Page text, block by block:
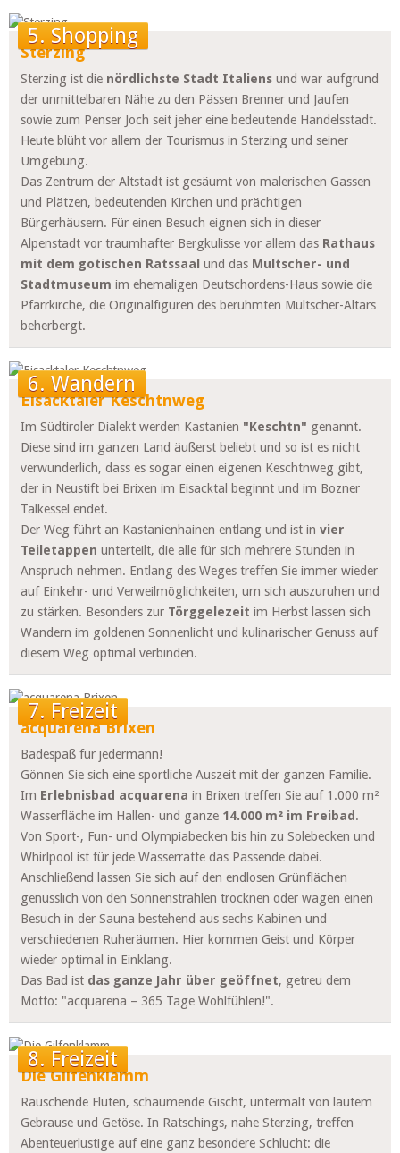
5. Shopping
Sterzing
Sterzing ist die nördlichste Stadt Italiens und war aufgrund
der unmittelbaren Nähe zu den Pässen Brenner und Jaufen
sowie zum Penser Joch seit jeher eine bedeutende Handelsstadt.
Heute blüht vor allem der Tourismus in Sterzing und seiner
Umgebung.
Das Zentrum der Altstadt ist gesäumt von malerischen Gassen
und Plätzen, bedeutenden Kirchen und prächtigen
Bürgerhäusern. Für einen Besuch eignen sich in dieser
Alpenstadt vor traumhafter Bergkulisse vor allem das Rathaus
mit dem gotischen Ratssaal und das Multscher- und
Stadtmuseum im ehemaligen Deutschordens-Haus sowie die
Pfarrkirche, die Originalfiguren des berühmten Multscher-Altars
beherbergt.
6. Wandern
Eisacktaler Keschtnweg
Im Südtiroler Dialekt werden Kastanien "Keschtn" genannt.
Diese sind im ganzen Land äußerst beliebt und so ist es nicht
verwunderlich, dass es sogar einen eigenen Keschtnweg gibt,
der in Neustift bei Brixen im Eisacktal beginnt und im Bozner
Talkessel endet.
Der Weg führt an Kastanienhainen entlang und ist in vier
Teiletappen unterteilt, die alle für sich mehrere Stunden in
Anspruch nehmen. Entlang des Weges treffen Sie immer wieder
auf Einkehr- und Verweilmöglichkeiten, um sich auszuruhen und
zu stärken. Besonders zur Törggelezeit im Herbst lassen sich
Wandern im goldenen Sonnenlicht und kulinarischer Genuss auf
diesem Weg optimal verbinden.
7. Freizeit
acquarena Brixen
Badespaß für jedermann!
Gönnen Sie sich eine sportliche Auszeit mit der ganzen Familie.
Im Erlebnisbad acquarena in Brixen treffen Sie auf 1.000 m²
Wasserfläche im Hallen- und ganze 14.000 m² im Freibad .
Von Sport-, Fun- und Olympiabecken bis hin zu Solebecken und
Whirlpool ist für jede Wasserratte das Passende dabei.
Anschließend lassen Sie sich auf den endlosen Grünflächen
genüsslich von den Sonnenstrahlen trocknen oder wagen einen
Besuch in der Sauna bestehend aus sechs Kabinen und
verschiedenen Ruheräumen. Hier kommen Geist und Körper
wieder optimal in Einklang.
Das Bad ist das ganze Jahr über geöffnet, getreu dem
Motto: "acquarena – 365 Tage Wohlfühlen!".
8. Freizeit
Die Gilfenklamm
Rauschende Fluten, schäumende Gischt, untermalt von lautem
Gebrause und Getöse. In Ratschings, nahe Sterzing, treffen
Abenteuerlustige auf eine ganz besondere Schlucht: die